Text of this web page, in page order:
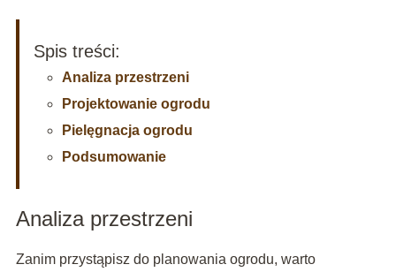
Spis treści:
Analiza przestrzeni
Projektowanie ogrodu
Pielęgnacja ogrodu
Podsumowanie
Analiza przestrzeni
Zanim przystąpisz do planowania ogrodu, warto